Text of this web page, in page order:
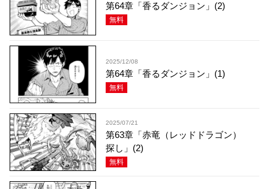
第64章「香るダンジョン」(2)
無料
2025/12/08
第64章「香るダンジョン」(1)
無料
2025/07/21
第63章「赤竜（レッドドラゴン）
探し」(2)
無料